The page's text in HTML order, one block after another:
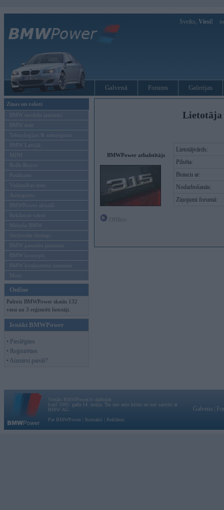
Sveiks, Viesi!
Galvenā Forums Galerijas
Ziņas un raksti
BMW modeļu jaunumi
BMW testi
Tehnoloģijas & sasniegumi
BMW Latvijā
MINI
Rolls-Royce
Pasākumi
Vadāmības tests
Autosports
BMWPower aktuāli
Reklāmas raksti
Mēneša BMW
Sērijveida tūnings
BMW pasaules jaunumi
BMW koncepti
BMW konkurentu jaunumi
Moto
Online
Pašreiz BMWPower skatās 132
viesi un 3 reģistrēti lietotāji.
Ienākt BMWPower
• Pieslēgties
• Reģistrēties
• Aizmirsi paroli?
Lietotāja
BMWPower atbalstītājs
Lietotājvārds:
Pilsēta:
Braucu ar:
Nodarbošanās:
Ziņojumi forumā:
Vortāls BMWPower.lv darbojas
kopš 2002. gada 14. maija. Tas nav auto klubs un nav saistīts ar
BMW AG.
Par BMWPower
Kontakti Reklāma
Galvena